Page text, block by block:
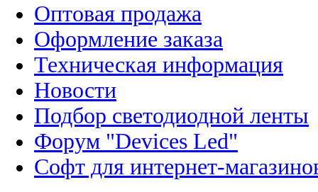
Оптовая продажа
Оформление заказа
Техническая информация
Новости
Подбор светодиодной ленты
Форум "Devices Led"
Софт для интернет-